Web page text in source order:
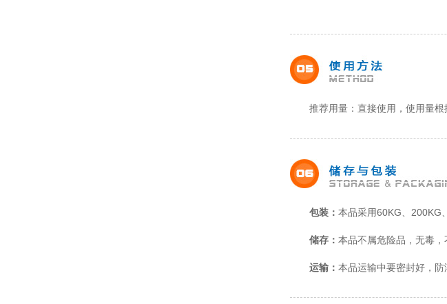
推荐用量：直接使用，使用量
包装： 本品采用60KG、200KG
储存： 本品不属危险品，无毒
运输： 本品运输中要密封好，防